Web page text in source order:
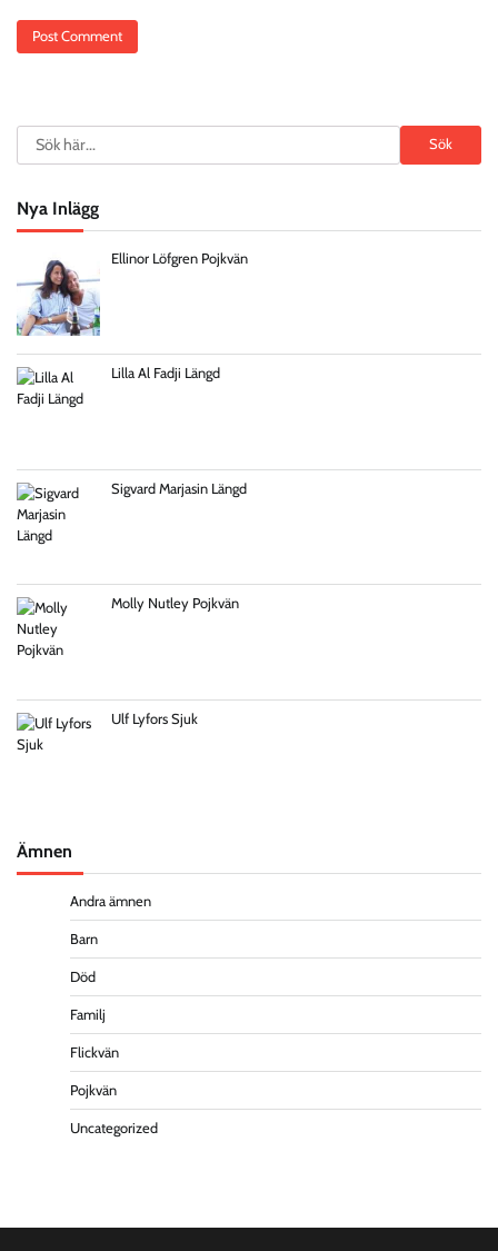
Search Sök
Nya Inlägg
Ellinor Löfgren Pojkvän
Lilla Al Fadji Längd
Sigvard Marjasin Längd
Molly Nutley Pojkvän
Ulf Lyfors Sjuk
Ämnen
Andra ämnen
Barn
Död
Familj
Flickvän
Pojkvän
Uncategorized